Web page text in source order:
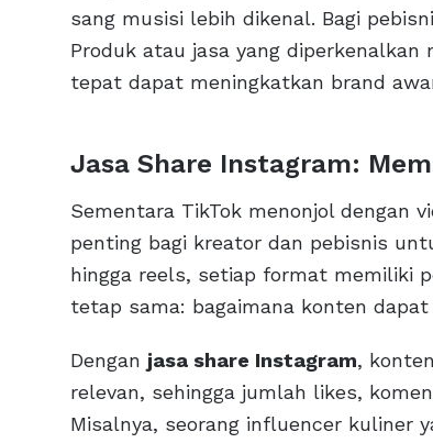
sang musisi lebih dikenal. Bagi
Produk atau jasa yang
tepat dapat meningkatkan brand
Jasa Share Instagram:
Sementara TikTok menonjol dengan
penting bagi kreator dan pebisnis
hingga reels, setiap format memiliki
tetap sama: bagaimana konten
Dengan jasa share Instagram,
relevan, sehingga jumlah likes,
Misalnya, seorang influencer kuliner